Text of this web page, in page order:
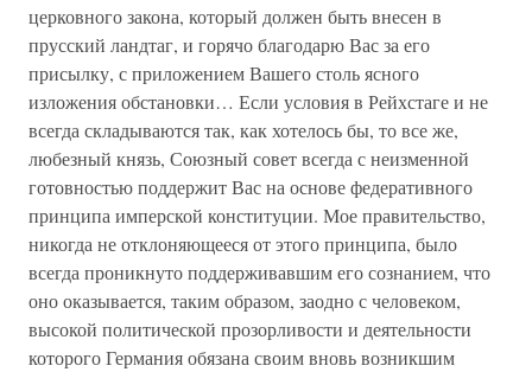
церковного закона, который должен быть внесен в
прусский ландтаг, и горячо благодарю Вас за его
присылку, с приложением Вашего столь ясного
изложения обстановки… Если условия в Рейхстаге и не
всегда складываются так, как хотелось бы, то все же,
любезный князь, Союзный совет всегда с неизменной
готовностью поддержит Вас на основе федеративного
принципа имперской конституции. Мое правительство,
никогда не отклоняющееся от этого принципа, было
всегда проникнуто поддерживавшим его сознанием, что
оно оказывается, таким образом, заодно с человеком,
высокой политической прозорливости и деятельности
которого Германия обязана своим вновь возникшим